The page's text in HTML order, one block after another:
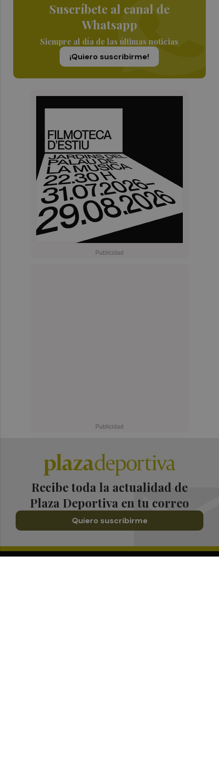
Suscríbete al canal de
Whatsapp
Siempre al día de las últimas noticias
¡Quiero suscribirme!
Recibe toda la actualidad de
Plaza Deportiva en tu correo
Quiero suscribirme